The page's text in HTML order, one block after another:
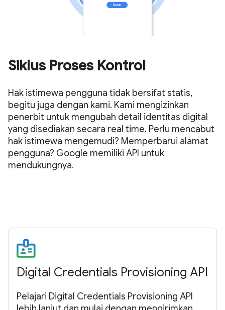
Siklus Proses Kontrol
Hak istimewa pengguna tidak bersifat statis,
begitu juga dengan kami. Kami mengizinkan
penerbit untuk mengubah detail identitas digital
yang disediakan secara real time. Perlu mencabut
hak istimewa mengemudi? Memperbarui alamat
pengguna? Google memiliki API untuk
mendukungnya.
Digital Credentials Provisioning API
Pelajari Digital Credentials Provisioning API